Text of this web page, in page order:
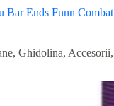
Bar Ends Funn Combat
Ghidolina, Accesorii,